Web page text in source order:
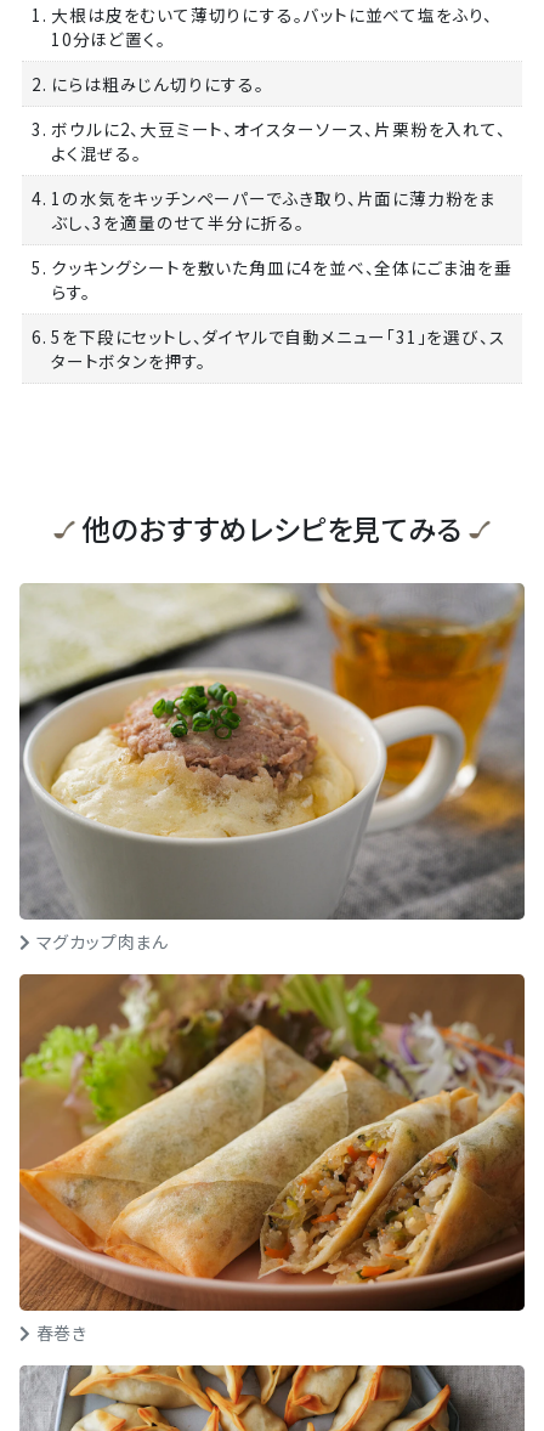
1. 大根は皮をむいて薄切りにする。バットに並べて塩をふり、
10分ほど置く。
2. にらは粗みじん切りにする。
3. ボウルに2、大豆ミート、オイスターソース、片栗粉を入れて、
よく混ぜる。
4. 1の水気をキッチンペーパーでふき取り、片面に薄力粉をま
ぶし、3を適量のせて半分に折る。
5. クッキングシートを敷いた角皿に4を並べ、全体にごま油を垂
らす。
6. 5を下段にセットし、ダイヤルで自動メニュー「31」を選び、ス
タートボタンを押す。
他のおすすめレシピを見てみる
マグカップ肉まん
春巻き